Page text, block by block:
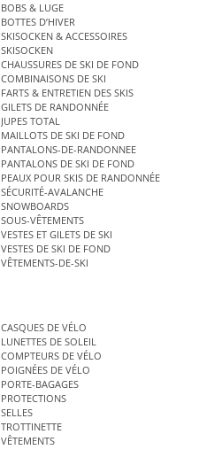
BOBS & LUGE
BOTTES D’HIVER
SKISOCKEN & ACCESSOIRES
SKISOCKEN
CHAUSSURES DE SKI DE FOND
COMBINAISONS DE SKI
FARTS & ENTRETIEN DES SKIS
GILETS DE RANDONNÉE
JUPES TOTAL
MAILLOTS DE SKI DE FOND
PANTALONS-DE-RANDONNEE
PANTALONS DE SKI DE FOND
PEAUX POUR SKIS DE RANDONNÉE
SÉCURITÉ-AVALANCHE
SNOWBOARDS
SOUS-VÊTEMENTS
VESTES ET GILETS DE SKI
VESTES DE SKI DE FOND
VÊTEMENTS-DE-SKI
CASQUES DE VÉLO
LUNETTES DE SOLEIL
COMPTEURS DE VÉLO
POIGNÉES DE VÉLO
PORTE-BAGAGES
PROTECTIONS
SELLES
TROTTINETTE
VÊTEMENTS